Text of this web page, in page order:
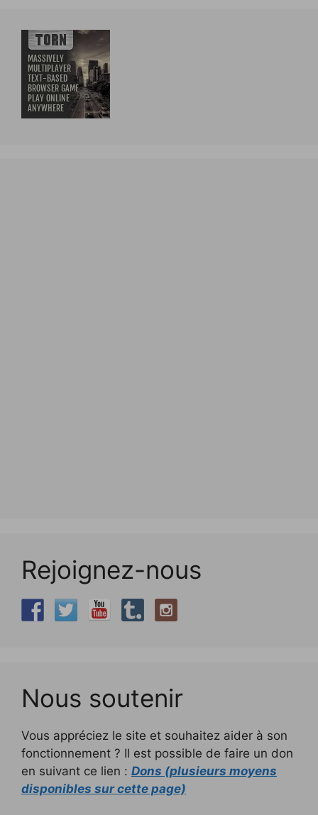
Rejoignez-nous
Nous soutenir
Vous appréciez le site et souhaitez aider à son
fonctionnement ? Il est possible de faire un don
en suivant ce lien : Dons (plusieurs moyens
disponibles sur cette page)